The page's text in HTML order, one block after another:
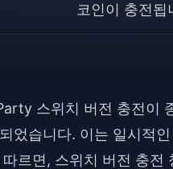
코인이 충전
스위치 버전 충전이
었습니다. 이는 일시적
르면, 스위치 버전 충전